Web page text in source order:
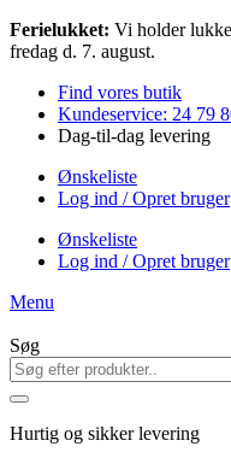
Videre
til
Ferielukket: Vi holder
fredag d. 7. august.
Find vores butik
Kundeservice: 24 79
Dag-til-dag levering
Ønskeliste
Log ind / Opret bruger
Ønskeliste
Log ind / Opret bruger
Menu
Søg
Hurtig og sikker levering